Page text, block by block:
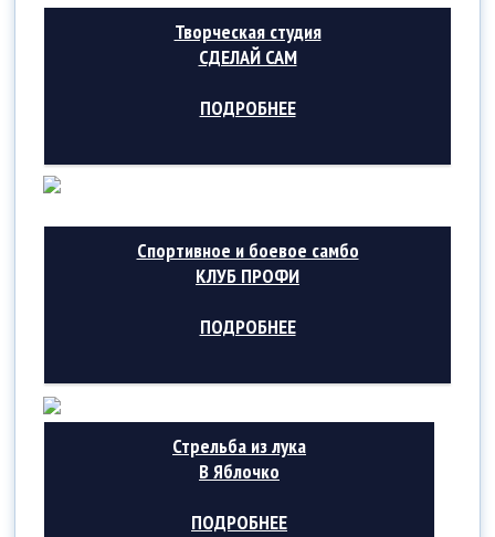
Творческая студия
СДЕЛАЙ САМ
ПОДРОБНЕЕ
Спортивное и боевое самбо
КЛУБ ПРОФИ
ПОДРОБНЕЕ
Стрельба из лука
В Яблочко
ПОДРОБНЕЕ